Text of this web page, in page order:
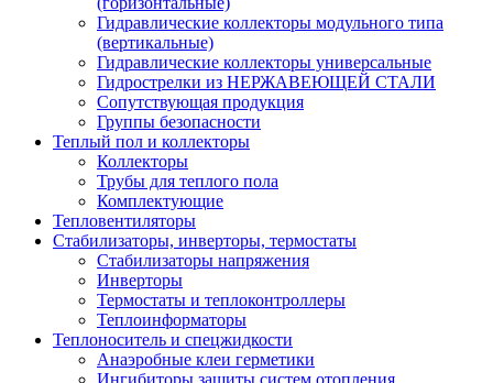
Гидравлические коллекторы модульного типа
(вертикальные)
Гидравлические коллекторы универсальные
Гидрострелки из НЕРЖАВЕЮЩЕЙ СТАЛИ
Сопутствующая продукция
Группы безопасности
Теплый пол и коллекторы
Коллекторы
Трубы для теплого пола
Комплектующие
Тепловентиляторы
Стабилизаторы, инверторы, термостаты
Стабилизаторы напряжения
Инверторы
Термостаты и теплоконтроллеры
Теплоинформаторы
Теплоноситель и спецжидкости
Анаэробные клеи герметики
Ингибиторы защиты систем отопления